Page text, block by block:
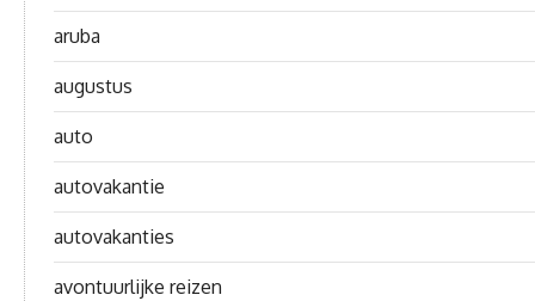
aruba
augustus
auto
autovakantie
autovakanties
avontuurlijke reizen